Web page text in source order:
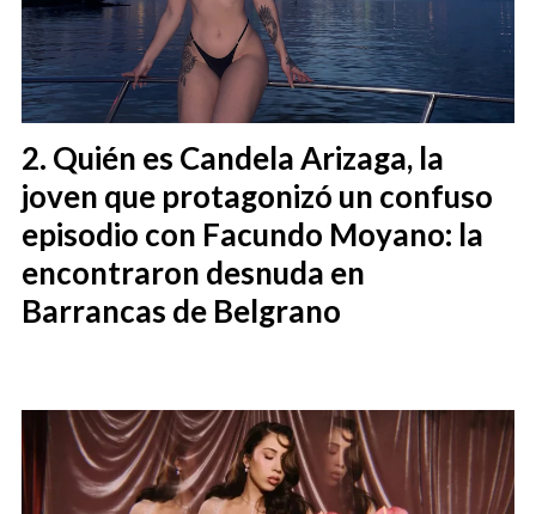
Quién es Candela Arizaga, la
joven que protagonizó un confuso
episodio con Facundo Moyano: la
encontraron desnuda en
Barrancas de Belgrano